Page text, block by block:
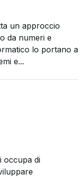
un approccio
da numeri e
lo portano a
e...
occupa di